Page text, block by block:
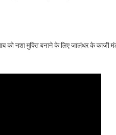
को नशा मुक्ति बनाने के लिए जालंधर के काजी